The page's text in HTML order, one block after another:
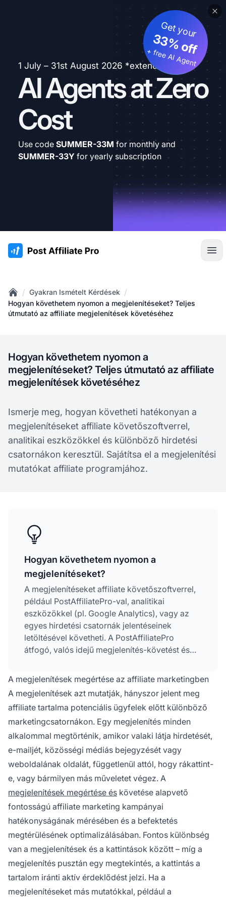
1 July – 31st August 2026 *extended
AI Agents at Zero
Cost
Get your
33% off
+ free AI Agent
Use code SUMMER-33M for monthly and
SUMMER-33Y for yearly subscription
:site.title
Home
/ Gyakran Ismételt Kérdések /
Hogyan követhetem nyomon a megjelenítéseket? Teljes
útmutató az affiliate megjelenítések követéséhez
Hogyan követhetem nyomon a
megjelenítéseket? Teljes útmutató az affiliate
megjelenítések követéséhez
Ismerje meg, hogyan követheti hatékonyan a
megjelenítéseket affiliate követőszoftverrel,
analitikai eszközökkel és különböző hirdetési
csatornákon keresztül. Sajátítsa el a megjelenítési
mutatókat affiliate programjához.
Hogyan követhetem nyomon a
megjelenítéseket?
A megjelenítéseket affiliate követőszoftverrel,
például PostAffiliatePro-val, analitikai
eszközökkel (pl. Google Analytics), vagy az
egyes hirdetési csatornák jelentéseinek
letöltésével követheti. A PostAffiliatePro
átfogó, valós idejű megjelenítés-követést és
A megjelenítések megértése az affiliate marketingben
A megjelenítések azt mutatják, hányszor jelent meg
affiliate tartalma potenciális ügyfelek előtt különböző
marketingcsatornákon. Egy megjelenítés minden
alkalommal megtörténik, amikor valaki látja hirdetését,
e-mailjét, közösségi médiás bejegyzését vagy
weboldalának oldalát, függetlenül attól, hogy rákattint-
e, vagy bármilyen más műveletet végez. A
megjelenítések megértése és követése alapvető
fontosságú affiliate marketing kampányai
hatékonyságának mérésében és a befektetés
megtérülésének optimalizálásában. Fontos különbség
van a megjelenítések és a kattintások között – míg a
megjelenítés pusztán egy megtekintés, a kattintás a
tartalom iránti aktív érdeklődést jelzi. Ha a
megjelenítéseket más mutatókkal, például a